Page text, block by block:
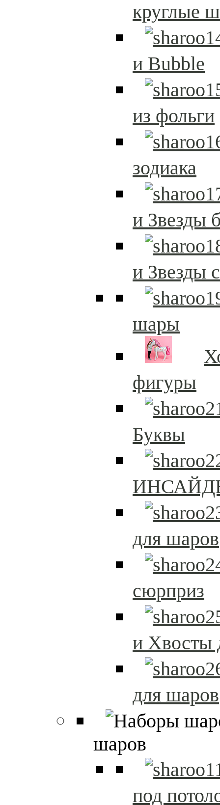
круглые
и Bubble
из фольги
зодиака
и Звезды
и Звезды
шары
фигуры
Буквы
для шаров
сюрприз
и Хвосты
для шаров
шаров
под